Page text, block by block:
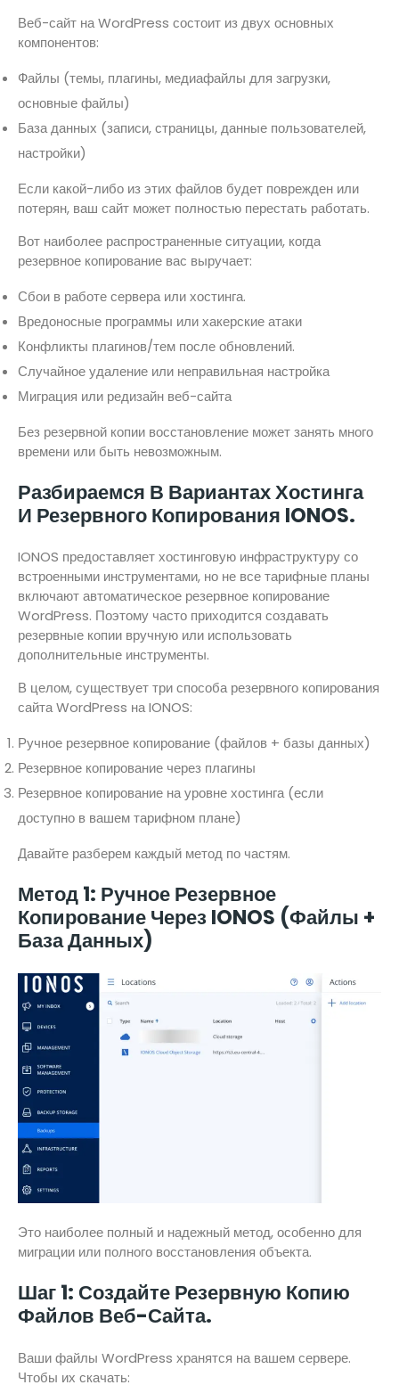
Веб-сайт на WordPress состоит из двух основных
компонентов:
Файлы (темы, плагины, медиафайлы для загрузки,
основные файлы)
База данных (записи, страницы, данные пользователей,
настройки)
Если какой-либо из этих файлов будет поврежден или
потерян, ваш сайт может полностью перестать работать.
Вот наиболее распространенные ситуации, когда
резервное копирование вас выручает:
Сбои в работе сервера или хостинга.
Вредоносные программы или хакерские атаки
Конфликты плагинов/тем после обновлений.
Случайное удаление или неправильная настройка
Миграция или редизайн веб-сайта
Без резервной копии восстановление может занять много
времени или быть невозможным.
Разбираемся В Вариантах Хостинга
И Резервного Копирования IONOS.
IONOS предоставляет хостинговую инфраструктуру со
встроенными инструментами, но не все тарифные планы
включают автоматическое резервное копирование
WordPress. Поэтому часто приходится создавать
резервные копии вручную или использовать
дополнительные инструменты.
В целом, существует три способа резервного копирования
сайта WordPress на IONOS:
Ручное резервное копирование (файлов + базы данных)
Резервное копирование через плагины
Резервное копирование на уровне хостинга (если
доступно в вашем тарифном плане)
Давайте разберем каждый метод по частям.
Метод 1: Ручное Резервное
Копирование Через IONOS (файлы +
База Данных)
Это наиболее полный и надежный метод, особенно для
миграции или полного восстановления объекта.
Шаг 1: Создайте Резервную Копию
Файлов Веб-Сайта.
Ваши файлы WordPress хранятся на вашем сервере.
Чтобы их скачать: